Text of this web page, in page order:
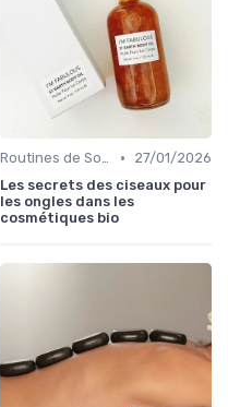
Routines de Soins Bio •
27/01/2026
Les secrets des ciseaux pour
les ongles dans les
cosmétiques bio